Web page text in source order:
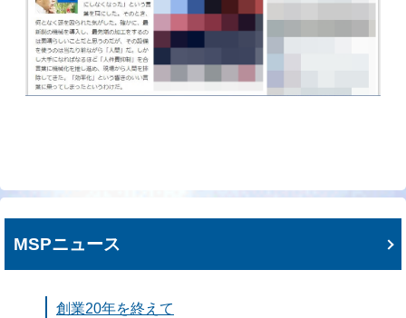
MSPニュース
創業20年を終えて